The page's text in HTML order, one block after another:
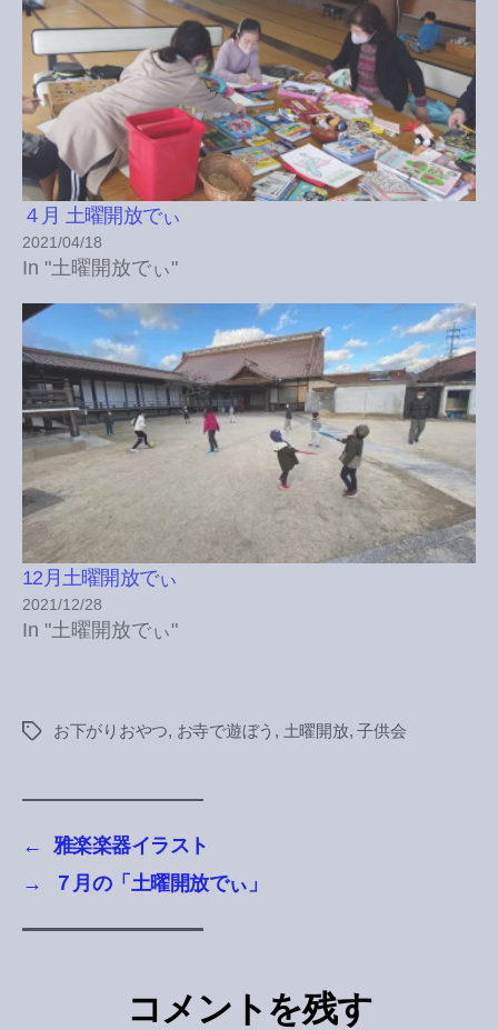
４月 土曜開放でぃ
2021/04/18
In "土曜開放でぃ"
12月土曜開放でぃ
2021/12/28
In "土曜開放でぃ"
Tags お下がりおやつ, お寺で遊ぼう , 土曜開放,子供会
←
雅楽楽器イラスト
→
７月の「土曜開放でぃ」
コメントを残す